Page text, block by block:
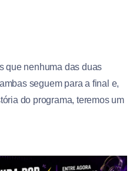
que nenhuma das duas
seguem para a final e,
do programa, teremos um